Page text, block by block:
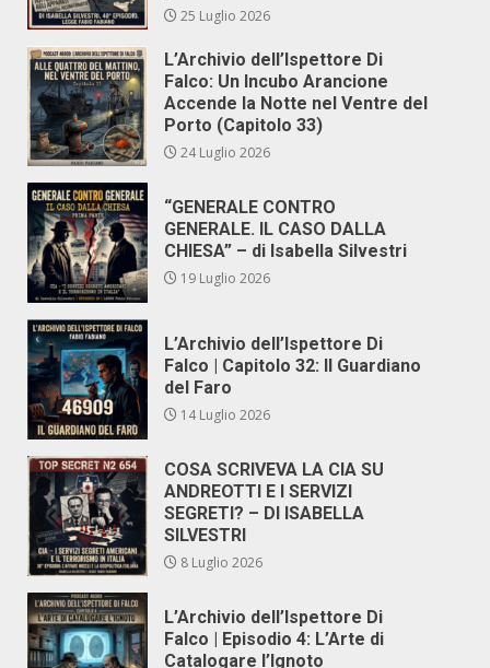
25 Luglio 2026
L’Archivio dell’Ispettore Di
Falco: Un Incubo Arancione
Accende la Notte nel Ventre del
Porto (Capitolo 33)
24 Luglio 2026
“GENERALE CONTRO
GENERALE. IL CASO DALLA
CHIESA” – di Isabella Silvestri
19 Luglio 2026
L’Archivio dell’Ispettore Di
Falco | Capitolo 32: Il Guardiano
del Faro
14 Luglio 2026
COSA SCRIVEVA LA CIA SU
ANDREOTTI E I SERVIZI
SEGRETI? – DI ISABELLA
SILVESTRI
8 Luglio 2026
L’Archivio dell’Ispettore Di
Falco | Episodio 4: L’Arte di
Catalogare l’Ignoto